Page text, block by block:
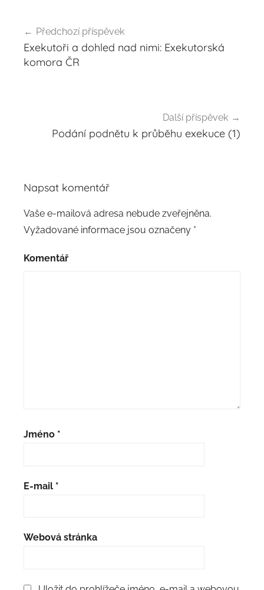
Navigace
pro
Předchozí příspěvek
Exekutoři a dohled nad nimi: Exekutorská
komora ČR
Další příspěvek
Podání podnětu k průběhu exekuce (1)
Napsat komentář
Vaše e-mailová adresa nebude zveřejněna.
Vyžadované informace jsou označeny *
Komentář
Jméno *
E-mail *
Webová stránka